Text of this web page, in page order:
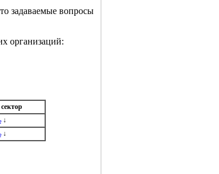
задаваемые вопросы
организаций:
↓
↓